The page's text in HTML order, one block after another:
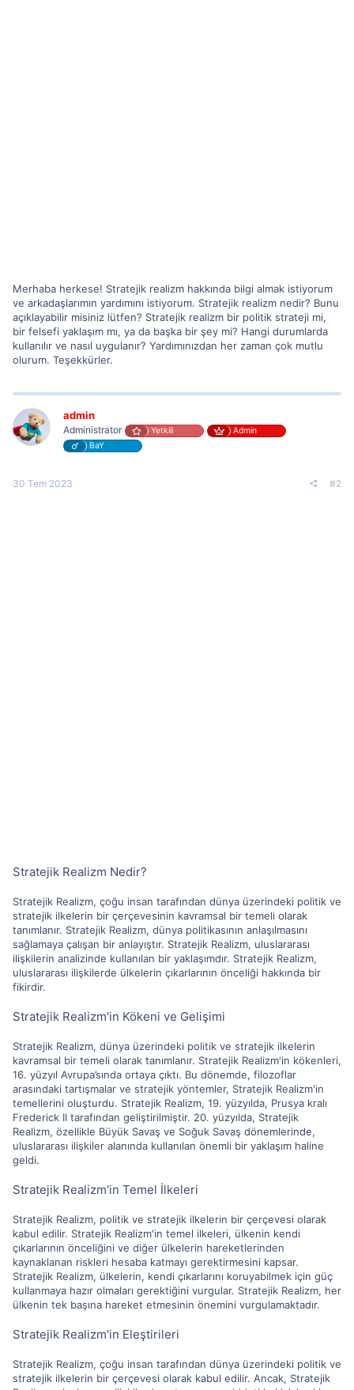
Merhaba herkese! Stratejik realizm hakkında bilgi almak istiyorum
ve arkadaşlarımın yardımını istiyorum. Stratejik realizm nedir? Bunu
açıklayabilir misiniz lütfen? Stratejik realizm bir politik strateji mi,
bir felsefi yaklaşım mı, ya da başka bir şey mi? Hangi durumlarda
kullanılır ve nasıl uygulanır? Yardımınızdan her zaman çok mutlu
olurum. Teşekkürler.
admin
Administrator Yetkili
Admin
BaY
30 Tem 2023 #2
Stratejik Realizm Nedir?
Stratejik Realizm, çoğu insan tarafından dünya üzerindeki politik ve
stratejik ilkelerin bir çerçevesinin kavramsal bir temeli olarak
tanımlanır. Stratejik Realizm, dünya politikasının anlaşılmasını
sağlamaya çalışan bir anlayıştır. Stratejik Realizm, uluslararası
ilişkilerin analizinde kullanılan bir yaklaşımdır. Stratejik Realizm,
uluslararası ilişkilerde ülkelerin çıkarlarının önceliği hakkında bir
fikirdir.
Stratejik Realizm'in Kökeni ve Gelişimi
Stratejik Realizm, dünya üzerindeki politik ve stratejik ilkelerin
kavramsal bir temeli olarak tanımlanır. Stratejik Realizm'in kökenleri,
16. yüzyıl Avrupa’sında ortaya çıktı. Bu dönemde, filozoflar
arasındaki tartışmalar ve stratejik yöntemler, Stratejik Realizm'in
temellerini oluşturdu. Stratejik Realizm, 19. yüzyılda, Prusya kralı
Frederick II tarafından geliştirilmiştir. 20. yüzyılda, Stratejik
Realizm, özellikle Büyük Savaş ve Soğuk Savaş dönemlerinde,
uluslararası ilişkiler alanında kullanılan önemli bir yaklaşım haline
geldi.
Stratejik Realizm'in Temel İlkeleri
Stratejik Realizm, politik ve stratejik ilkelerin bir çerçevesi olarak
kabul edilir. Stratejik Realizm'in temel ilkeleri, ülkenin kendi
çıkarlarının önceliğini ve diğer ülkelerin hareketlerinden
kaynaklanan riskleri hesaba katmayı gerektirmesini kapsar.
Stratejik Realizm, ülkelerin, kendi çıkarlarını koruyabilmek için güç
kullanmaya hazır olmaları gerektiğini vurgular. Stratejik Realizm, her
ülkenin tek başına hareket etmesinin önemini vurgulamaktadır.
Stratejik Realizm'in Eleştirileri
Stratejik Realizm, çoğu insan tarafından dünya üzerindeki politik ve
stratejik ilkelerin bir çerçevesi olarak kabul edilir. Ancak, Stratejik